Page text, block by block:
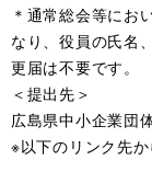
＊通常総会等にお
なり、役員の氏名
更届は不要です。
＜提出先＞
広島県中小企業団
※以下のリンク先か